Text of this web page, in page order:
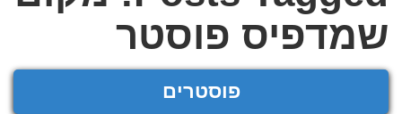
שמדפיס פוסטר
פוסטרים